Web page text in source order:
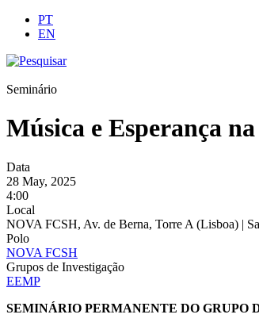
PT
EN
Seminário
Música e Esperança
Data
28 May, 2025
4:00
Local
NOVA FCSH, Av. de Berna, Torre A (Lisboa) |
Polo
NOVA FCSH
Grupos de Investigação
EEMP
SEMINÁRIO PERMANENTE DO GRUPO